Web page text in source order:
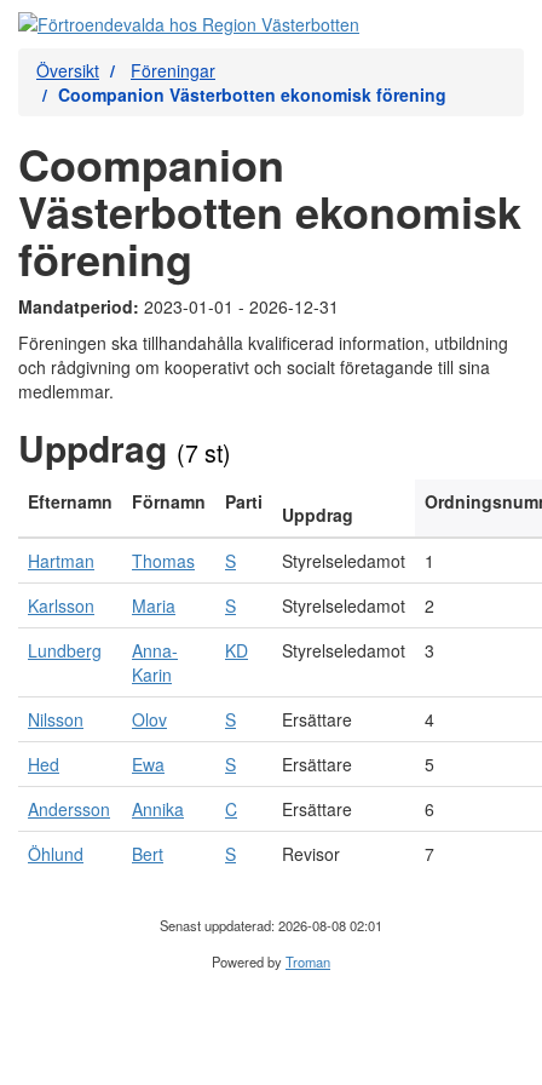
Översikt
Föreningar
Coompanion Västerbotten ekonomisk förening
Coompanion
Västerbotten ekonomisk
förening
Mandatperiod: 2023-01-01 - 2026-12-31
Föreningen ska tillhandahålla kvalificerad information, utbildning
och rådgivning om kooperativt och socialt företagande till sina
medlemmar.
Uppdrag (7 st)
Efternamn Förnamn Parti
Uppdrag
Hartman Thomas S Styrelseledamot
1
Karlsson
Maria S Styrelseledamot
2
Lundberg
Anna-
Karin
KD Styrelseledamot 3
Nilsson Olov S Ersättare
4
Hed
Ewa S Ersättare
5
Andersson
Annika C Ersättare
6
Öhlund
Bert S Revisor 7
Senast uppdaterad: 2026-08-08 02:01
Powered byTroman